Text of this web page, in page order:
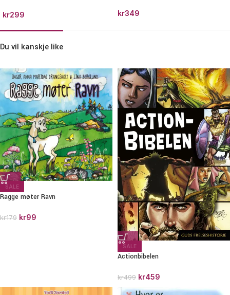
kr299 kr349
Du vil kanskje like
SALE
Ragge møter Ravn
kr179 kr99
SALE
Actionbibelen
kr499 kr459